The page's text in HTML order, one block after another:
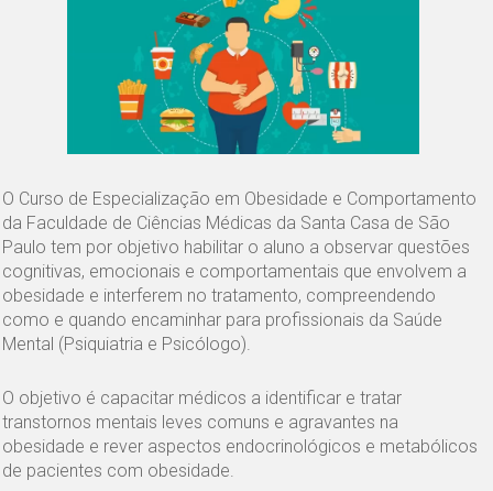
O Curso de Especialização em Obesidade e Comportamento
da Faculdade de Ciências Médicas da Santa Casa de São
Paulo tem por objetivo habilitar o aluno a observar questões
cognitivas, emocionais e comportamentais que envolvem a
obesidade e interferem no tratamento, compreendendo
como e quando encaminhar para profissionais da Saúde
Mental (Psiquiatria e Psicólogo).
O objetivo é capacitar médicos a identificar e tratar
transtornos mentais leves comuns e agravantes na
obesidade e rever aspectos endocrinológicos e metabólicos
de pacientes com obesidade.